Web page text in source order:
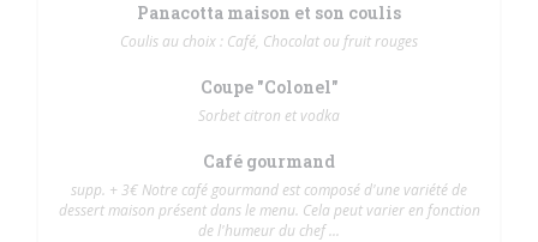
Panacotta maison et son coulis
Coulis au choix : Café, Chocolat ou fruit rouges
Coupe "Colonel"
Sorbet citron et vodka
Café gourmand
supp. + 3€ Notre café gourmand est composé d'une variété de
dessert maison présent dans le menu. Cela peut varier en fonction
de l'humeur du chef ...